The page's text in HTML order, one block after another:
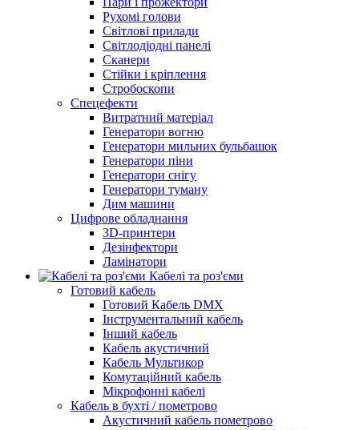
Рухомі голови
Світлові прилади
Світлодіодні панелі
Сканери
Стійки і кріплення
Стробоскопи
Спецефекти
Витратний матеріал
Генератори вогню
Генератори мильних бульбашок
Генератори піни
Генератори снігу
Генератори туману
Дим машини
Цифрове обладнання
3D-принтери
Дезінфектори
Ламінатори
Кабелі та роз'єми
Готовий кабель
Готовий Кабель DMX
Інструментальний кабель
Інший кабель
Кабель акустичний
Кабель Мультикор
Комутаційний кабель
Мікрофонні кабелі
Кабель в бухті / пометрово
Акустичний кабель пометрово